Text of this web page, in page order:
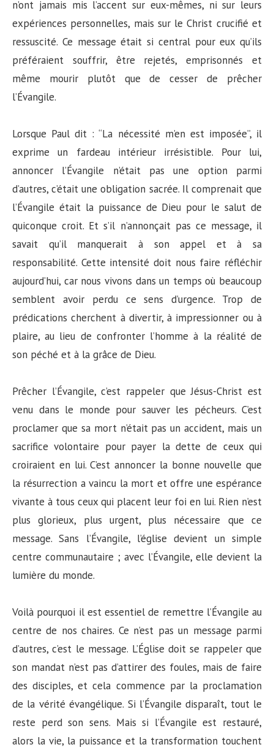
n’ont jamais mis l’accent sur eux-mêmes, ni sur leurs
expériences personnelles, mais sur le Christ crucifié et
ressuscité. Ce message était si central pour eux qu’ils
préféraient souffrir, être rejetés, emprisonnés et
même mourir plutôt que de cesser de prêcher
l’Évangile.
Lorsque Paul dit : “La nécessité m’en est imposée”, il
exprime un fardeau intérieur irrésistible. Pour lui,
annoncer l’Évangile n’était pas une option parmi
d’autres, c’était une obligation sacrée. Il comprenait que
l’Évangile était la puissance de Dieu pour le salut de
quiconque croit. Et s’il n’annonçait pas ce message, il
savait qu’il manquerait à son appel et à sa
responsabilité. Cette intensité doit nous faire réfléchir
aujourd’hui, car nous vivons dans un temps où beaucoup
semblent avoir perdu ce sens d’urgence. Trop de
prédications cherchent à divertir, à impressionner ou à
plaire, au lieu de confronter l’homme à la réalité de
son péché et à la grâce de Dieu.
Prêcher l’Évangile, c’est rappeler que Jésus-Christ est
venu dans le monde pour sauver les pécheurs. C’est
proclamer que sa mort n’était pas un accident, mais un
sacrifice volontaire pour payer la dette de ceux qui
croiraient en lui. C’est annoncer la bonne nouvelle que
la résurrection a vaincu la mort et offre une espérance
vivante à tous ceux qui placent leur foi en lui. Rien n’est
plus glorieux, plus urgent, plus nécessaire que ce
message. Sans l’Évangile, l’église devient un simple
centre communautaire ; avec l’Évangile, elle devient la
lumière du monde.
Voilà pourquoi il est essentiel de remettre l’Évangile au
centre de nos chaires. Ce n’est pas un message parmi
d’autres, c’est le message. L’Église doit se rappeler que
son mandat n’est pas d’attirer des foules, mais de faire
des disciples, et cela commence par la proclamation
de la vérité évangélique. Si l’Évangile disparaît, tout le
reste perd son sens. Mais si l’Évangile est restauré,
alors la vie, la puissance et la transformation touchent